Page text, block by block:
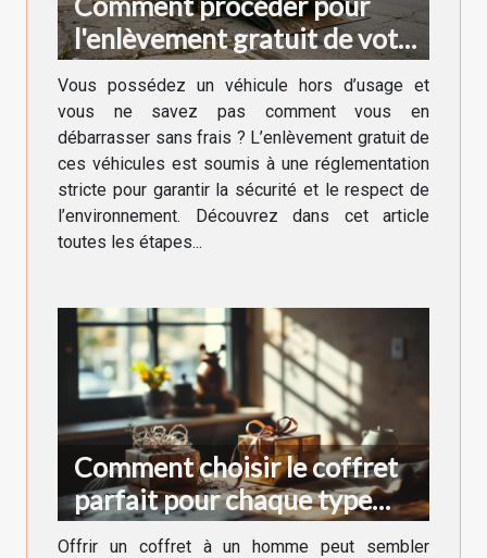
l'enlèvement gratuit de votre
véhicule hors d'usage ?
Vous possédez un véhicule hors d’usage et
vous ne savez pas comment vous en
débarrasser sans frais ? L’enlèvement gratuit de
ces véhicules est soumis à une réglementation
stricte pour garantir la sécurité et le respect de
l’environnement. Découvrez dans cet article
toutes les étapes...
Comment choisir le coffret
parfait pour chaque type
d'homme ?
Offrir un coffret à un homme peut sembler